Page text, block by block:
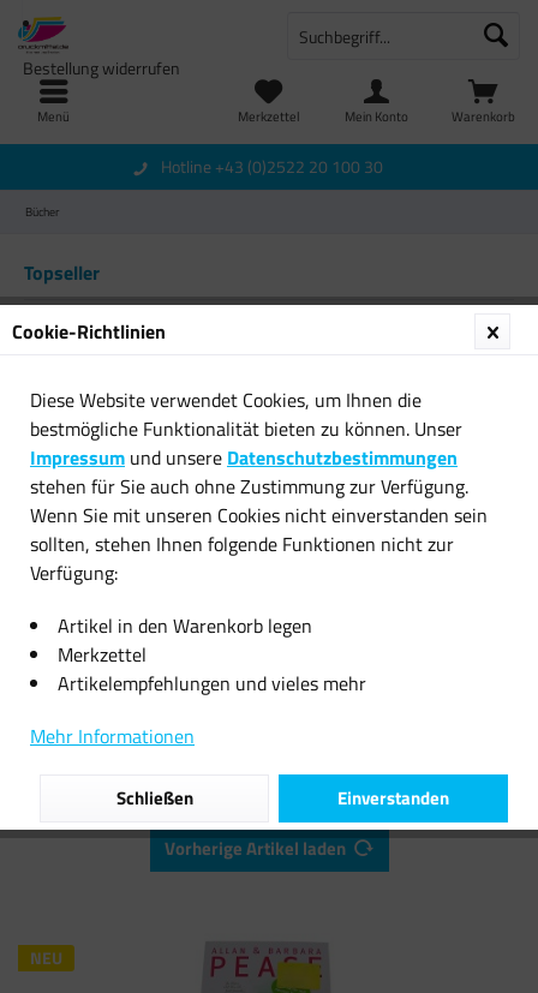
Menü Warenkorb
Merkzettel
Bestellung widerrufen
Mein Konto
Hotline +43 (0)2522 20 100 30
Bücher
Topseller
Escape-Room-Universum : die
ultimative...
13,99 € *
101 Champagner, Sekte und
Co. von Andreas...
Filtern
Vorherige Artikel laden
NEU
Cookie-Richtlinien
Diese Website verwendet Cookies, um Ihnen die
bestmögliche Funktionalität bieten zu können. Unser
Impressum und unsere Datenschutzbestimmungen
stehen für Sie auch ohne Zustimmung zur Verfügung.
Wenn Sie mit unseren Cookies nicht einverstanden sein
sollten, stehen Ihnen folgende Funktionen nicht zur
Verfügung:
Artikel in den Warenkorb legen
Merkzettel
Artikelempfehlungen und vieles mehr
Mehr Informationen
Einverstanden
Schließen